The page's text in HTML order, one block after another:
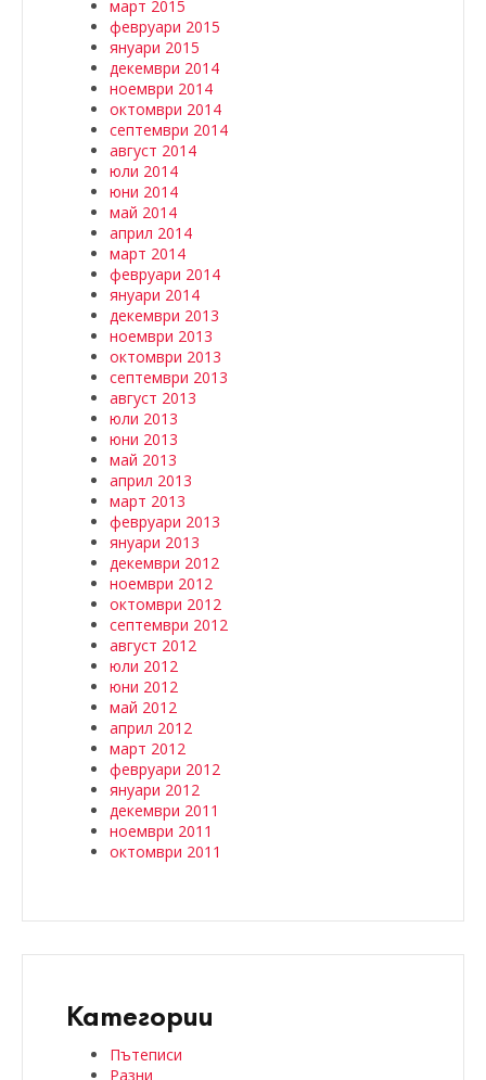
март 2015
февруари 2015
януари 2015
декември 2014
ноември 2014
октомври 2014
септември 2014
август 2014
юли 2014
юни 2014
май 2014
април 2014
март 2014
февруари 2014
януари 2014
декември 2013
ноември 2013
октомври 2013
септември 2013
август 2013
юли 2013
юни 2013
май 2013
април 2013
март 2013
февруари 2013
януари 2013
декември 2012
ноември 2012
октомври 2012
септември 2012
август 2012
юли 2012
юни 2012
май 2012
април 2012
март 2012
февруари 2012
януари 2012
декември 2011
ноември 2011
октомври 2011
Категории
Пътеписи
Разни